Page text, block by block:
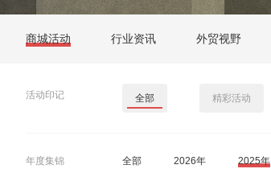
商城活动 行业资讯 外贸视野
活动印记 全部 精彩活动
年度集锦 全部 2026年 2025年